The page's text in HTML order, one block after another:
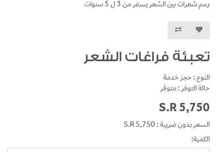
رسم شعرات بين الشعر يستمر من 3 ل 5 سنوات
تعبئة فراغات الشعر
النوع : حجز خدمة
حالة التوفر : متوفر
S.R 5,750
السعر بدون ضريبة : S.R 5,750
الكمية: